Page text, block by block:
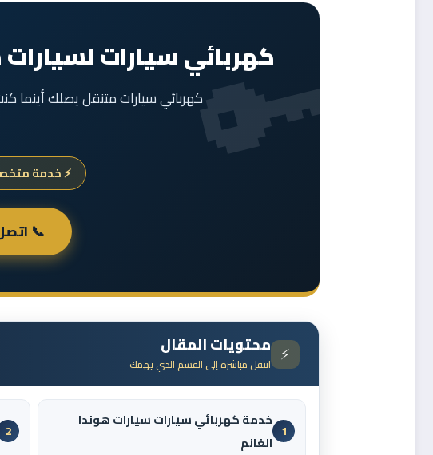
كهربائي سيارات
كهربائي سيارات متنقل يصلك أينما
⚡ خدمة
📞 اتصل
⚡ محتويات المقال
انتقل مباشرة إلى القسم الذي يهمك
1
خدمة كهربائي سيارات سيارات هوندا
الغانم
2